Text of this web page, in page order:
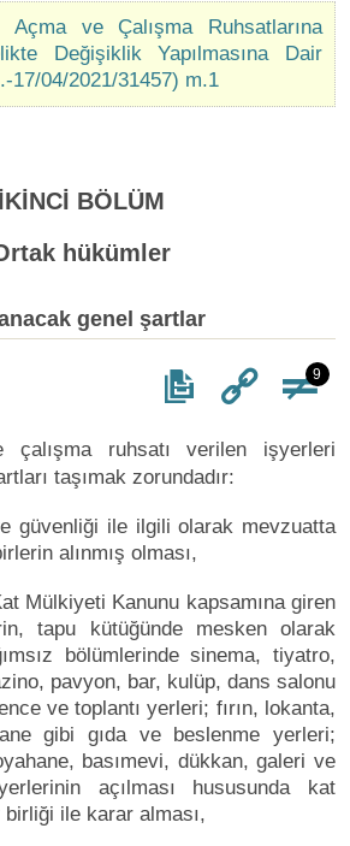
ve Çalışma Ruhsatlarına
Değişiklik Yapılmasına Dair
17/04/2021/31457) m.1
İKİNCİ BÖLÜM
hükümler
genel şartlar
9
ruhsatı verilen işyerleri
taşımak zorundadır:
güvenliği ile ilgili olarak mevzuatta
alınmış olması,
Mülkiyeti Kanunu kapsamına giren
tapu kütüğünde mesken olarak
bölümlerinde sinema, tiyatro,
pavyon, bar, kulüp, dans salonu
ve toplantı yerleri; fırın, lokanta,
gibi gıda ve beslenme yerleri;
basımevi, dükkan, galeri ve
açılması hususunda kat
ile karar alması,